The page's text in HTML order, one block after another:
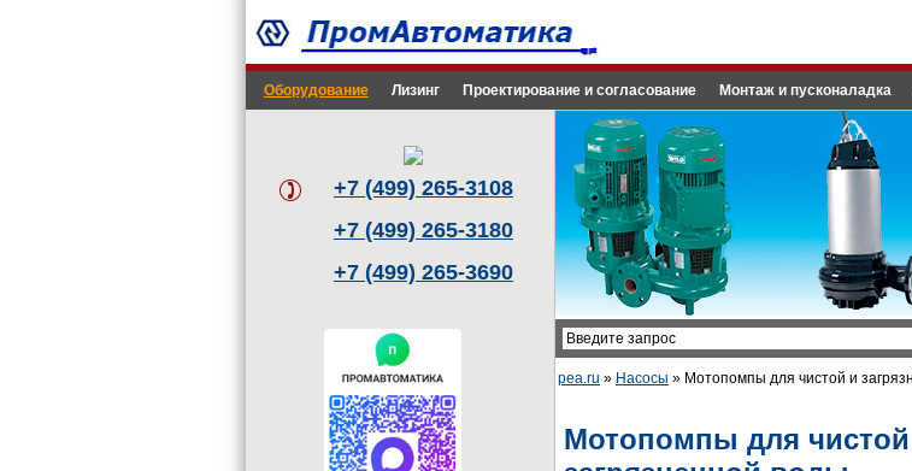
Оборудование Лизинг Проектирование и согласование Монтаж и пусконаладка
+7 (499) 265-3108
+7 (499) 265-3180
+7 (499) 265-3690
pea.ru » Насосы » Мотопомпы для чистой и
Мотопомпы для